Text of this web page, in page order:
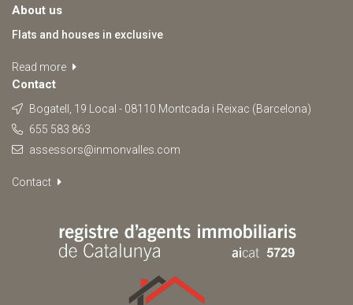
About us
Flats and houses in exclusive
Read more
Contact
Bogatell, 19 Local - 08110 Montcada i Reixac (Barcelona)
655 583 863
assessors@inmonvalles.com
Contact